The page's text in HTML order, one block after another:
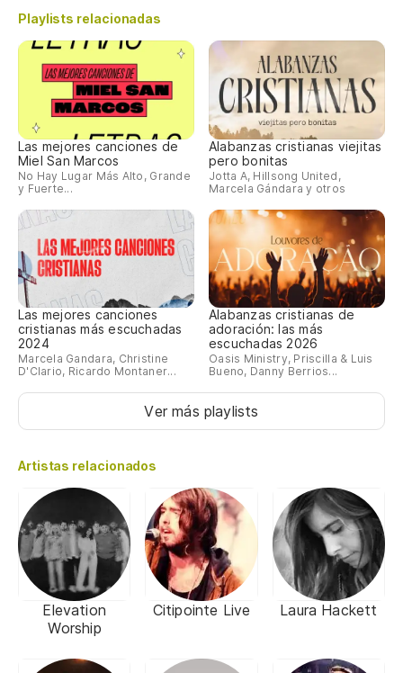
Playlists relacionadas
Las mejores canciones de
Miel San Marcos
No Hay Lugar Más Alto, Grande
y Fuerte...
Alabanzas cristianas viejitas
pero bonitas
Jotta A, Hillsong United,
Marcela Gándara y otros
Las mejores canciones
cristianas más escuchadas
2024
Marcela Gandara, Christine
D'Clario, Ricardo Montaner...
Alabanzas cristianas de
adoración: las más
escuchadas 2026
Oasis Ministry, Priscilla & Luis
Bueno, Danny Berrios...
Ver más playlists
Artistas relacionados
Elevation
Worship
Citipointe Live Laura Hackett